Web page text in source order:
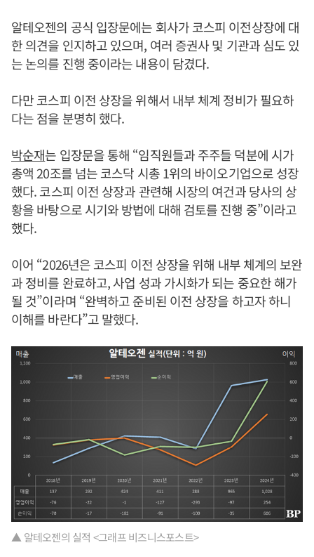
알테오젠의 공식 입장문에는 회사가 코스피 이전상장에 대
한 의견을 인지하고 있으며, 여러 증권사 및 기관과 심도 있
는 논의를 진행 중이라는 내용이 담겼다.
다만 코스피 이전 상장을 위해서 내부 체계 정비가 필요하
다는 점을 분명히 했다.
박순재는 입장문을 통해 “임직원들과 주주들 덕분에 시가
총액 20조를 넘는 코스닥 시총 1위의 바이오기업으로 성장
했다. 코스피 이전 상장과 관련해 시장의 여건과 당사의 상
황을 바탕으로 시기와 방법에 대해 검토를 진행 중”이라고
했다.
이어 “2026년은 코스피 이전 상장을 위해 내부 체계의 보완
과 정비를 완료하고, 사업 성과 가시화가 되는 중요한 해가
될 것”이라며 “완벽하고 준비된 이전 상장을 하고자 하니
이해를 바란다”고 말했다.
▲ 알테오젠의 실적 <그래프 비즈니스포스트>